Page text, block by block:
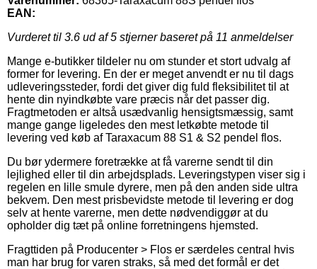
EAN:
Vurderet til 3.6 ud af 5 stjerner baseret på 11 anmeldelser
Mange e-butikker tildeler nu om stunder et stort udvalg af
former for levering. En der er meget anvendt er nu til dags
udleveringssteder, fordi det giver dig fuld fleksibilitet til at
hente din nyindkøbte vare præcis når det passer dig.
Fragtmetoden er altså usædvanlig hensigtsmæssig, samt
mange gange ligeledes den mest letkøbte metode til
levering ved køb af Taraxacum 88 S1 & S2 pendel flos.
Du bør ydermere foretrække at få varerne sendt til din
lejlighed eller til din arbejdsplads. Leveringstypen viser sig i
regelen en lille smule dyrere, men på den anden side ultra
bekvem. Den mest prisbevidste metode til levering er dog
selv at hente varerne, men dette nødvendiggør at du
opholder dig tæt på online forretningens hjemsted.
Fragttiden på Producenter > Flos er særdeles central hvis
man har brug for varen straks, så med det formål er det